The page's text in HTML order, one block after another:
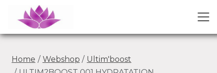
Home Webshop
Ultim'boost